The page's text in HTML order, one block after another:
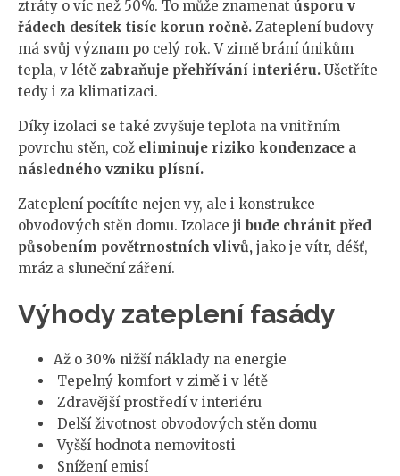
ztráty o víc než 50%. To může znamenat úsporu v
řádech desítek tisíc korun ročně. Zateplení budovy
má svůj význam po celý rok. V zimě brání únikům
tepla, v létě zabraňuje přehřívání interiéru. Ušetříte
tedy i za klimatizaci.
Díky izolaci se také zvyšuje teplota na vnitřním
povrchu stěn, což eliminuje riziko kondenzace a
následného vzniku plísní.
Zateplení pocítíte nejen vy, ale i konstrukce
obvodových stěn domu. Izolace ji bude chránit před
působením povětrnostních vlivů, jako je vítr, déšť,
mráz a sluneční záření.
Výhody zateplení fasády
Až o 30% nižší náklady na energie
Tepelný komfort v zimě i v létě
Zdravější prostředí v interiéru
Delší životnost obvodových stěn domu
Vyšší hodnota nemovitosti
Snížení emisí